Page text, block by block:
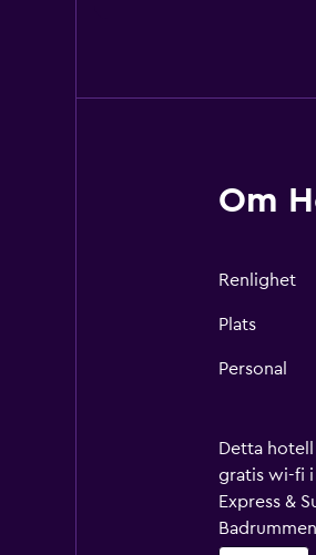
Om
Renlighet
Plats
Personal
Detta
gratis wi-fi
Express &